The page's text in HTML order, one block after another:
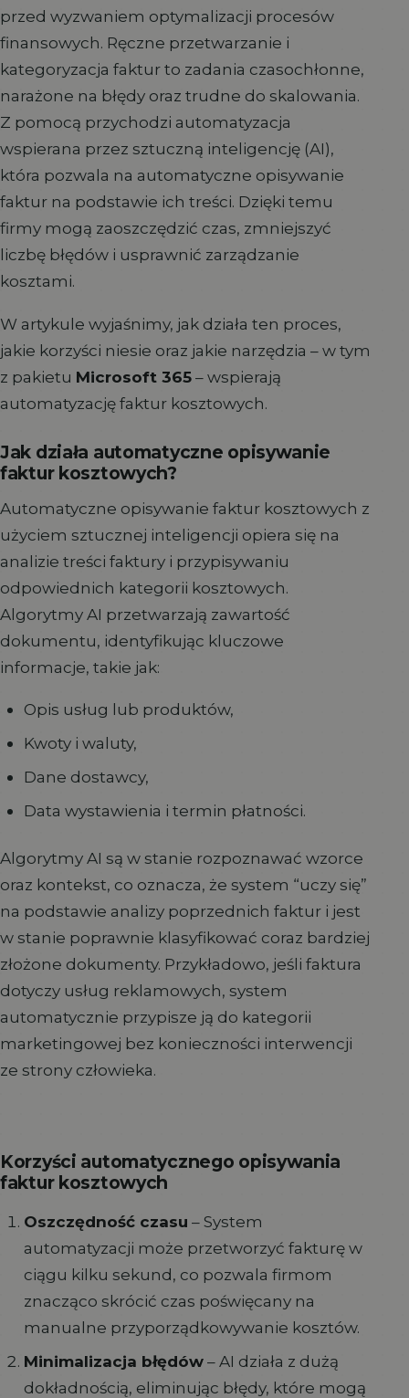
przed wyzwaniem optymalizacji procesów
finansowych. Ręczne przetwarzanie i
kategoryzacja faktur to zadania czasochłonne,
narażone na błędy oraz trudne do skalowania.
Z pomocą przychodzi automatyzacja
wspierana przez sztuczną inteligencję (AI),
która pozwala na automatyczne opisywanie
faktur na podstawie ich treści. Dzięki temu
firmy mogą zaoszczędzić czas, zmniejszyć
liczbę błędów i usprawnić zarządzanie
kosztami.
W artykule wyjaśnimy, jak działa ten proces,
jakie korzyści niesie oraz jakie narzędzia – w tym
z pakietu Microsoft 365– wspierają
automatyzację faktur kosztowych.
Jak działa automatyczne opisywanie
faktur kosztowych?
Automatyczne opisywanie faktur kosztowych z
użyciem sztucznej inteligencji opiera się na
analizie treści faktury i przypisywaniu
odpowiednich kategorii kosztowych.
Algorytmy AI przetwarzają zawartość
dokumentu, identyfikując kluczowe
informacje, takie jak:
Opis usług lub produktów,
Kwoty i waluty,
Dane dostawcy,
Data wystawienia i termin płatności.
Algorytmy AI są w stanie rozpoznawać wzorce
oraz kontekst, co oznacza, że system “uczy się”
na podstawie analizy poprzednich faktur i jest
w stanie poprawnie klasyfikować coraz bardziej
złożone dokumenty. Przykładowo, jeśli faktura
dotyczy usług reklamowych, system
automatycznie przypisze ją do kategorii
marketingowej bez konieczności interwencji
ze strony człowieka.
Korzyści automatycznego opisywania
faktur kosztowych
Oszczędność czasu – System
automatyzacji może przetworzyć fakturę w
ciągu kilku sekund, co pozwala firmom
znacząco skrócić czas poświęcany na
manualne przyporządkowywanie kosztów.
Minimalizacja błędów– AI działa z dużą
dokładnością, eliminując błędy, które mogą